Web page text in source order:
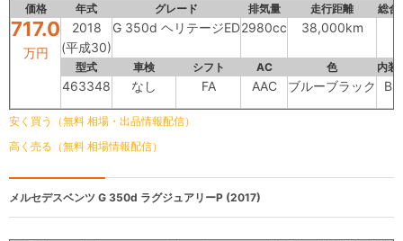
価格 年式 グレード 排気量 走行距離 総合
717.0
万円
2018
(平成30)
G 350d ヘリテージED2980cc 38,000km
型式 車検 シフト AC 色 内装
463348 なし FA AAC ブルーブラック B
安く買う（無料 相場・出品情報配信）
高く売る（無料 相場情報配信）
メルセデスベンツ G 350d ラグジュアリーP (2017)